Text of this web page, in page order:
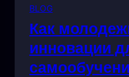
BLOG
Как
инновации